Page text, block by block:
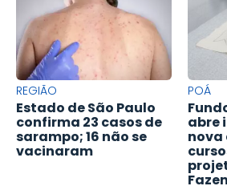
REGIÃO
Estado de São Paulo
confirma 23 casos de
sarampo; 16 não se
vacinaram
POÁ
abre
nova